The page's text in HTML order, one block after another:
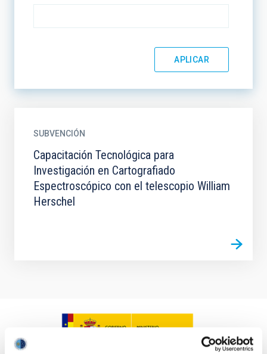
SUBVENCIÓN
Capacitación Tecnológica para
Investigación en Cartografiado
Espectroscópico con el telescopio William
Herschel